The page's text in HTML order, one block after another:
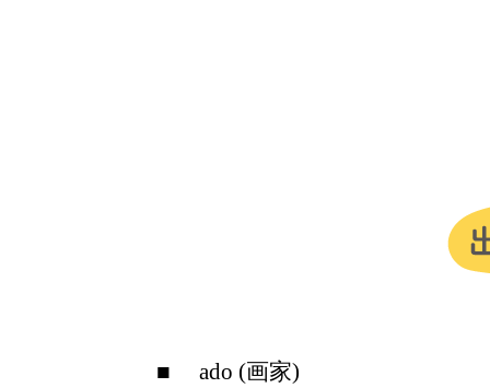
■ ado (画家)